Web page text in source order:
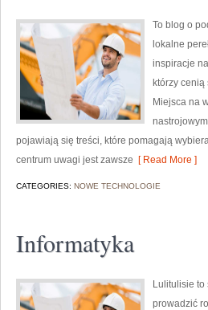
To blog o
lokalne
inspiracje
którzy
Miejsca na
pojawiają się treści, które pomagają
centrum uwagi jest zawsze [ Read More ]
CATEGORIES: NOWE TECHNOLOGIE
Informatyka
Lulitulisie to
prowadzić